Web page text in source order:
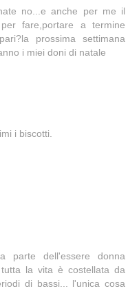
no...e anche per me il
fare,portare a termine
prossima settimana
i miei doni di natale
i biscotti.
parte dell'essere donna
la vita è costellata da
di bassi... l'unica cosa